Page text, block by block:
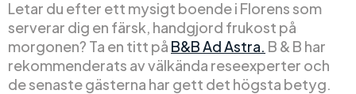
Letar du efter ett mysigt boende i Florens som
serverar dig en färsk, handgjord frukost på
morgonen? Ta en titt på B&B Ad Astra. B & B har
rekommenderats av välkända reseexperter och
de senaste gästerna har gett det högsta betyg.